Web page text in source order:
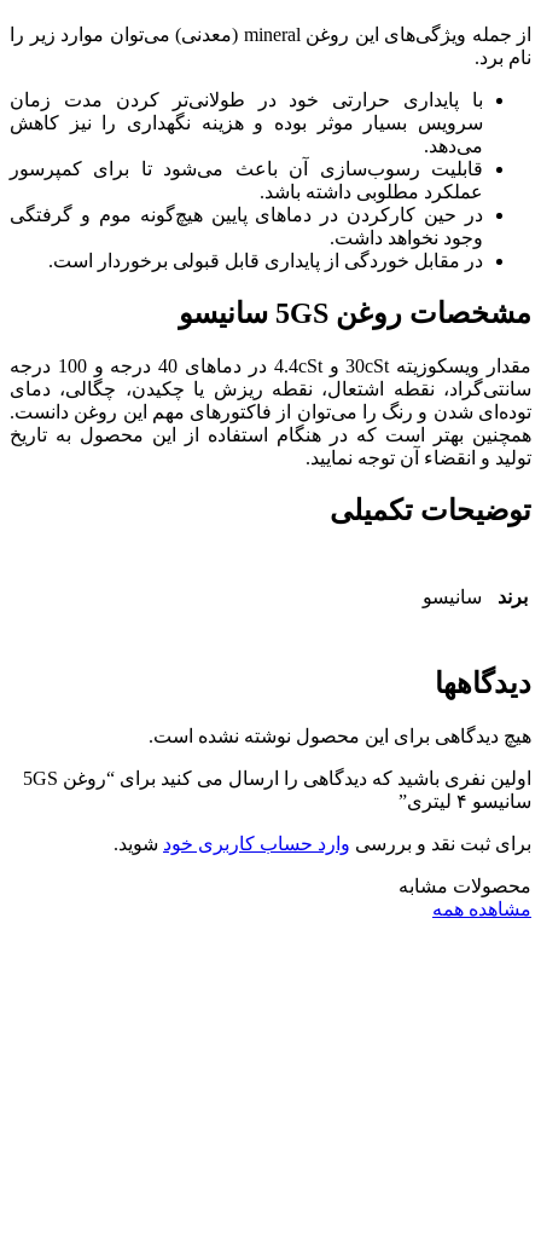
از جمله ویژگی‌های این روغن‌ mineral (معدنی) می‌توان موارد زیر را
نام برد.
با پایداری حرارتی خود در طولانی‌تر کردن مدت زمان
سرویس بسیار موثر بوده و هزینه نگهداری را نیز کاهش
می‌دهد.
قابلیت رسوب‌سازی آن باعث می‌شود تا برای کمپرسور
عملکرد مطلوبی داشته باشد.
در حین کارکردن در دماهای پایین هیچ‌گونه موم و گرفتگی
وجود نخواهد داشت.
در مقابل خوردگی از پایداری قابل قبولی برخوردار است.
مشخصات روغن 5GS سانیسو
مقدار ویسکوزیته 30cSt و 4.4cSt در دماهای 40 درجه و 100 درجه
سانتی‌گراد، نقطه اشتعال، نقطه ریزش یا چکیدن، چگالی، دمای
توده‌ای شدن و رنگ را می‌توان از فاکتورهای مهم این روغن دانست.
همچنین بهتر است که در هنگام استفاده از این محصول به تاریخ
تولید و انقضاء آن توجه نمایید.
توضیحات تکمیلی
برند سانیسو
دیدگاهها
هیچ دیدگاهی برای این محصول نوشته نشده است.
اولین نفری باشید که دیدگاهی را ارسال می کنید برای “روغن 5GS
سانیسو ۴ لیتری”
برای ثبت نقد و بررسی وارد حساب کاربری خود شوید.
محصولات مشابه
مشاهده همه